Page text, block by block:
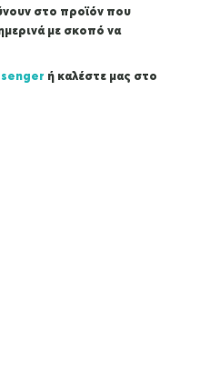
στο προϊόν που
με σκοπό να
ή καλέστε μας στο